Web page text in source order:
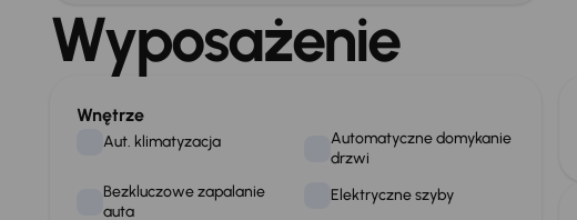
Wyposażenie
Wnętrze
Aut. klimatyzacja
Automatyczne domykanie
drzwi
Bezkluczowe zapalanie
auta
Elektryczne szyby